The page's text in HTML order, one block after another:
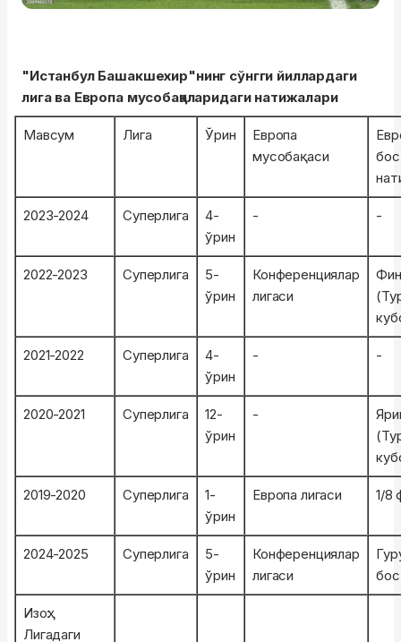
"Истанбул Башакшехир"нинг сўнгги йиллардаги
лига ва Европа мусобақаларидаги натижалари
Мавсум Лига Ўрин
Европа
мусобақаси
2023-2024 Суперлига
4-
ўрин
- -
2022-2023 Суперлига
5-
ўрин
Конференциялар
лигаси
2021-2022 Суперлига
4-
ўрин
- -
2020-2021 Суперлига
12-
ўрин
-
2019-2020 Суперлига
1-
ўрин
Европа лигаси 1/8
2024-2025 Суперлига
5-
ўрин
Конференциялар
лигаси
Изоҳ:
Лигадаги